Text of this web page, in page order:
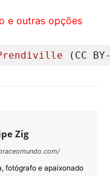
e outras opções
(CC
Zig
fotógrafo e apaixonado